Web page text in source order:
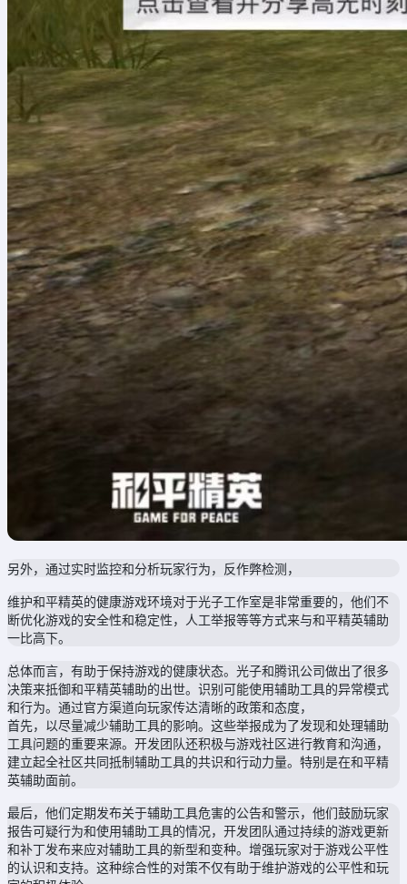
另外，通过实时监控和分析玩家行为，反作弊检测，
维护和平精英的健康游戏环境对于光子工作室是非常重要的，他们不
断优化游戏的安全性和稳定性，人工举报等等方式来与和平精英辅助
一比高下。
总体而言，有助于保持游戏的健康状态。光子和腾讯公司做出了很多
决策来抵御和平精英辅助的出世。识别可能使用辅助工具的异常模式
和行为。通过官方渠道向玩家传达清晰的政策和态度，
首先，以尽量减少辅助工具的影响。这些举报成为了发现和处理辅助
工具问题的重要来源。开发团队还积极与游戏社区进行教育和沟通，
建立起全社区共同抵制辅助工具的共识和行动力量。特别是在和平精
英辅助面前。
最后，他们定期发布关于辅助工具危害的公告和警示，他们鼓励玩家
报告可疑行为和使用辅助工具的情况，开发团队通过持续的游戏更新
和补丁发布来应对辅助工具的新型和变种。增强玩家对于游戏公平性
的认识和支持。这种综合性的对策不仅有助于维护游戏的公平性和玩